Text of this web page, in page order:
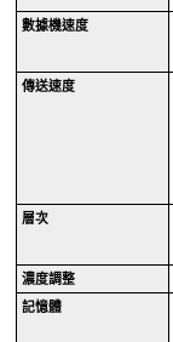
數據機速度
傳送速度
層次
濃度調整
記憶體